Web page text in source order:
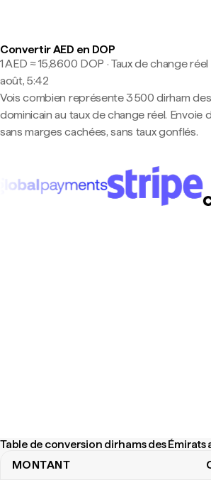
Convertir AED en DOP
1 AED ≈ 15,8600 DOP · Taux de change réel
août, 5:42
Vois combien représente 3 500 dirham
dominicain au taux de change réel.
sans marges cachées, sans taux gonflés.
Table de conversion dirhams des
MONTANT